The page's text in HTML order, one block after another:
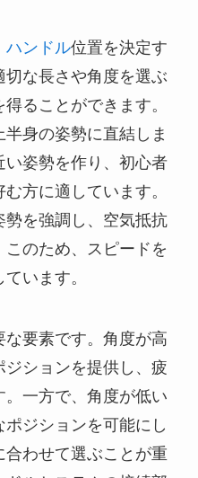
ハンドル位置を決定す
な長さや角度を選ぶ
ることができます。
身の姿勢に直結しま
姿勢を作り、初心者
方に適しています。
を強調し、空気抵抗
のため、スピードを
います。
要素です。角度が高
ションを提供し、疲
一方で、角度が低い
ジションを可能にし
合わせて選ぶことが重